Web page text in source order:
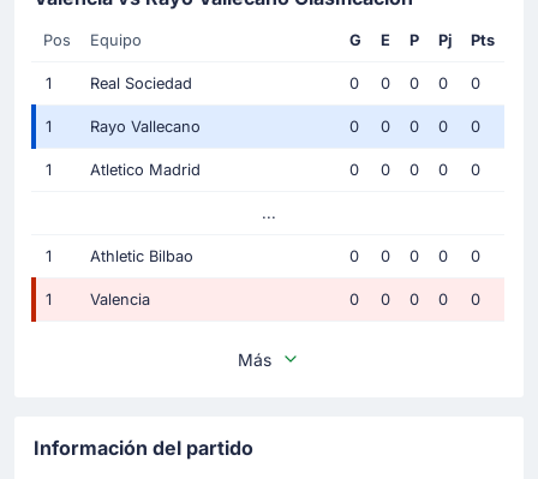
Pos Equipo G E P Pj Pts
1 Real Sociedad 0 0 0 0 0
1 Rayo Vallecano 0 0 0 0 0
1 Atletico Madrid 0 0 0 0 0
...
1 Athletic Bilbao 0 0 0 0 0
1 Valencia 0 0 0 0 0
Más
Información del partido